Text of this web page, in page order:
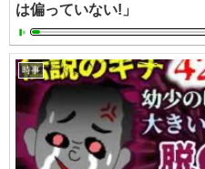
は偏っていない!」
時事